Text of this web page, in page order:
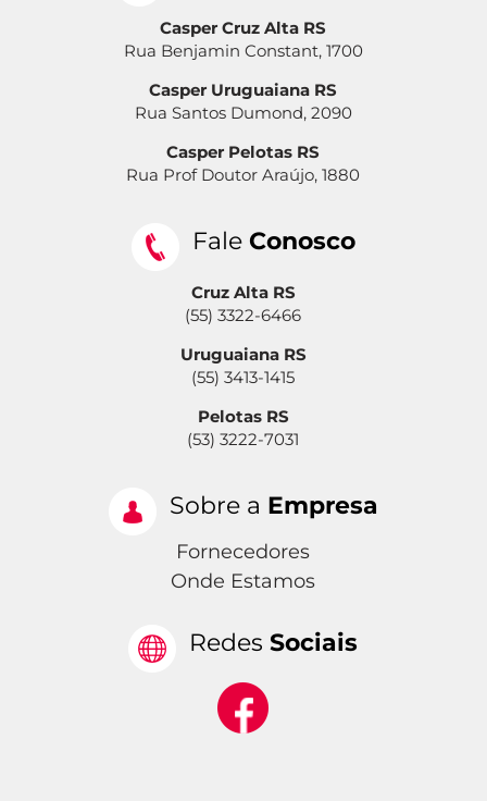
Casper Cruz Alta RS
Rua Benjamin Constant, 1700
Casper Uruguaiana RS
Rua Santos Dumond, 2090
Casper Pelotas RS
Rua Prof Doutor Araújo, 1880
Fale Conosco
Cruz Alta RS
(55) 3322-6466
Uruguaiana RS
(55) 3413-1415
Pelotas RS
(53) 3222-7031
Sobre a Empresa
Fornecedores
Onde Estamos
RedesSociais